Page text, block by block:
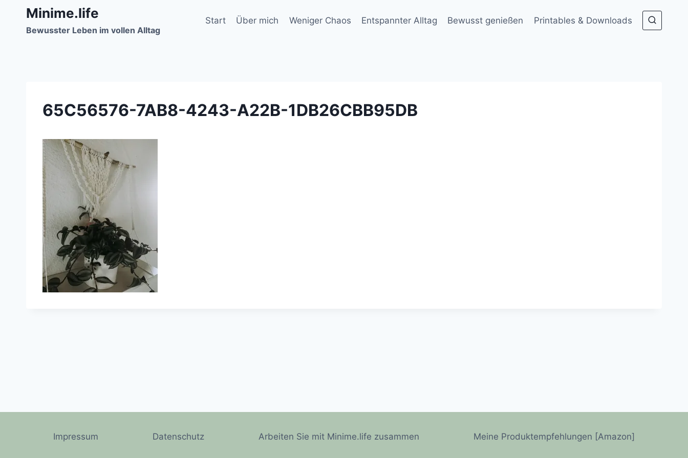
springen
Minime.life
Bewusster Leben im vollen Alltag
Start Über mich Weniger Chaos Entspannter Alltag Bewusst genießen Printables & Downloads
65C56576-7AB8-4243-A22B-1DB26CBB95DB
Impressum Datenschutz Arbeiten Sie mit Minime.life zusammen Meine Produktempfehlungen [Amazon]